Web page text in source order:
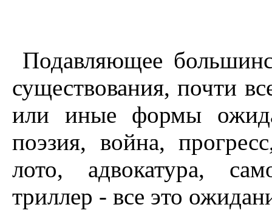
Подавляющее
существования, почти
или иные формы
поэзия, война,
лото, адвокатура,
триллер - все это